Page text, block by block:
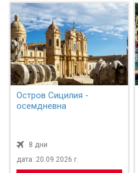
Остров Сицилия -
осемдневна
8 дни
дата: 20.09.2026 г.